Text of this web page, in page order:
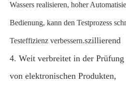
Wassers realisieren, hoher
Bedienung, kann den Testprozess
Testeffizienz verbessern.szillierend
4. Weit verbreitet in der
von elektronischen Produkten,